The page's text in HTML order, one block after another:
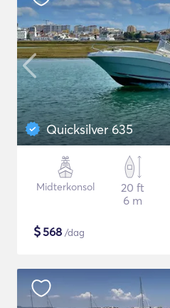
Quicksilver 635
Midterkonsol
20 ft
6 m
$568 /dag